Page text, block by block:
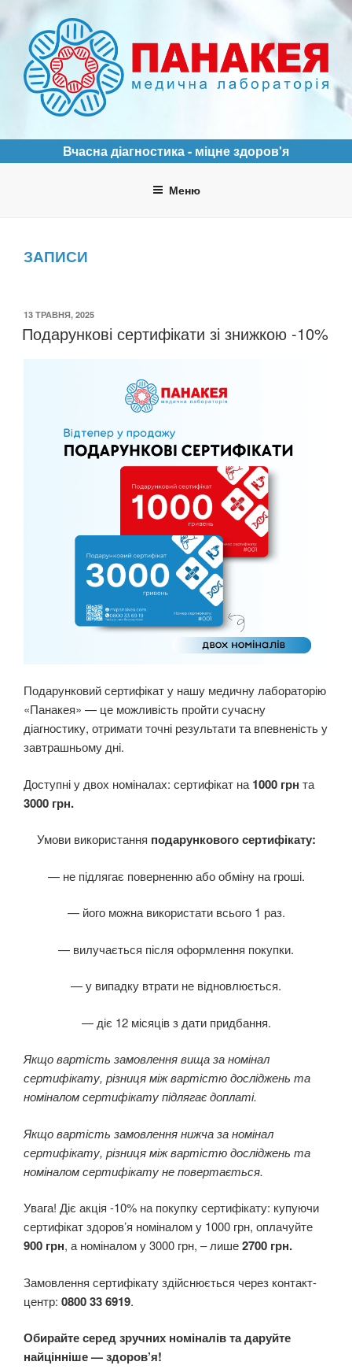
вмісту
ПАНАКЕЯ
Вчасна діагностика - міцне здоров'я
Меню
ЗАПИСИ
ОПУБЛІКОВАНО
13 ТРАВНЯ, 2025
Подарункові сертифікати зі знижкою -10%
Подарунковий сертифікат у нашу медичну лабораторію
«Панакея» — це можливість пройти сучасну
діагностику, отримати точні результати та впевненість у
завтрашньому дні.
Доступні у двох номіналах: сертифікат на 1000 грн та
3000 грн.
Умови використання подарункового сертифікату:
— не підлягає поверненню або обміну на гроші.
— його можна використати всього 1 раз.
— вилучається після оформлення покупки.
— у випадку втрати не відновлюється.
— діє 12 місяців з дати придбання.
Якщо вартість замовлення вища за номінал
сертифікату, різниця між вартістю досліджень та
номіналом сертифікату підлягає доплаті.
Якщо вартість замовлення нижча за номінал
сертифікату, різниця між вартістю досліджень та
номіналом сертифікату не повертається.
Увага! Діє акція -10% на покупку сертифікату: купуючи
сертифікат здоров’я номіналом у 1000 грн, оплачуйте
900 грн, а номіналом у 3000 грн, – лише2700 грн.
Замовлення сертифікату здійснюється через контакт-
центр: 0800 33 6919.
Обирайте серед зручних номіналів та даруйте
найцінніше — здоров’я!